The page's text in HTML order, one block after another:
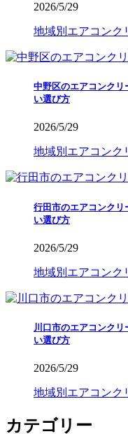
2026/5/29
地域別エアコンク
中野区のエアコンク
い選び方
2026/5/29
地域別エアコンク
行田市のエアコンク
い選び方
2026/5/29
地域別エアコンク
川口市のエアコンク
い選び方
2026/5/29
地域別エアコンク
カテゴリー